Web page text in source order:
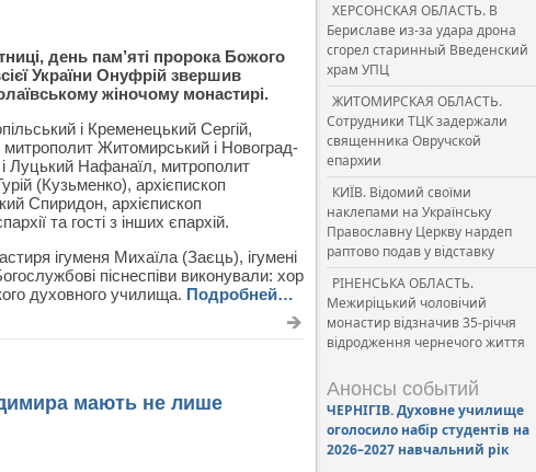
день пам’яті пророка Божого
України Онуфрій звершив
жіночому монастирі.
і Кременецький Сергій,
Житомирський і Новоград-
Луцький Нафанаїл, митрополит
(Кузьменко), архієпископ
Спиридон, архієпископ
та гості з інших єпархій.
ігуменя Михаїла (Заєць), ігумені
піснеспіви виконували: хор
духовного училища. Подробней…
мають не лише
ХЕРСОНСКАЯ ОБЛАСТЬ. В
Бериславе из-за удара дрона
сгорел старинный Введенский
храм УПЦ
ЖИТОМИРСКАЯ ОБЛАСТЬ.
Сотрудники ТЦК задержали
священника Овручской
епархии
КИЇВ. Відомий своїми
наклепами на Українську
Православну Церкву нардеп
раптово подав у відставку
РІНЕНСЬКА ОБЛАСТЬ.
Межиріцький чоловічий
монастир відзначив 35-річчя
відродження чернечого життя
Анонсы событий
ЧЕРНІГІВ. Духовне училище
оголосило набір студентів на
2026–2027 навчальний рік